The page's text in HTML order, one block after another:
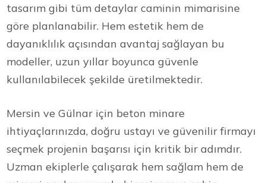
tasarım gibi tüm detaylar caminin mimarisine
göre planlanabilir. Hem estetik hem de
dayanıklılık açısından avantaj sağlayan bu
modeller, uzun yıllar boyunca güvenle
kullanılabilecek şekilde üretilmektedir.
Mersin ve Gülnar için beton minare
ihtiyaçlarınızda, doğru ustayı ve güvenilir firmayı
seçmek projenin başarısı için kritik bir adımdır.
Uzman ekiplerle çalışarak hem sağlam hem de